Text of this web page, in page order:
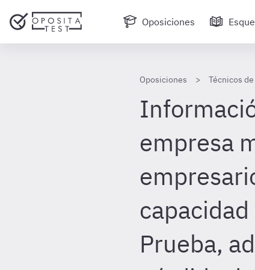
Oposiciones
Oposiciones Técnicos
empresa
Prueba,